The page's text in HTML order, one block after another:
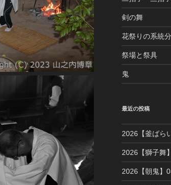
剣の舞
花祭りの系統
祭場と祭具
鬼
最近の投稿
2026【釜ばら
2026【獅子舞
2026【朝鬼】